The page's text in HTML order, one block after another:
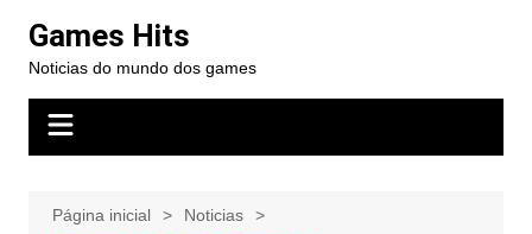
para
conteúdo
Games Hits
Noticias do mundo dos games
Página inicial
Noticias